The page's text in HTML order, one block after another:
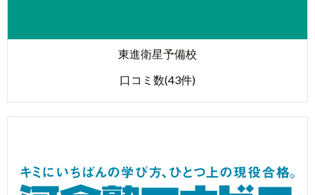
東進衛星予備校
口コミ数(43件)